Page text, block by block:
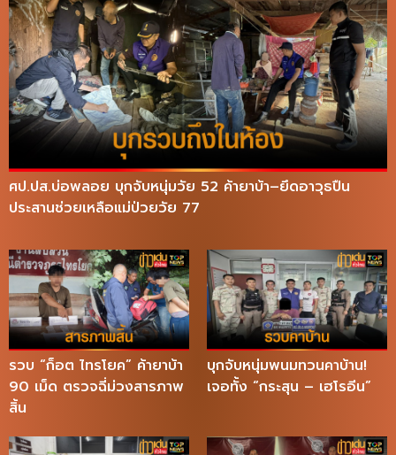
ศป.ปส.บ่อพลอย บุกจับหนุ่มวัย 52 ค้ายาบ้า–ยึดอาวุธปืน
ประสานช่วยเหลือแม่ป่วยวัย 77
รวบ “ก็อต ไทรโยค” ค้ายาบ้า
90 เม็ด ตรวจฉี่ม่วงสารภาพ
สิ้น
บุกจับหนุ่มพนมทวนคาบ้าน!
เจอทั้ง “กระสุน – เฮโรอีน”